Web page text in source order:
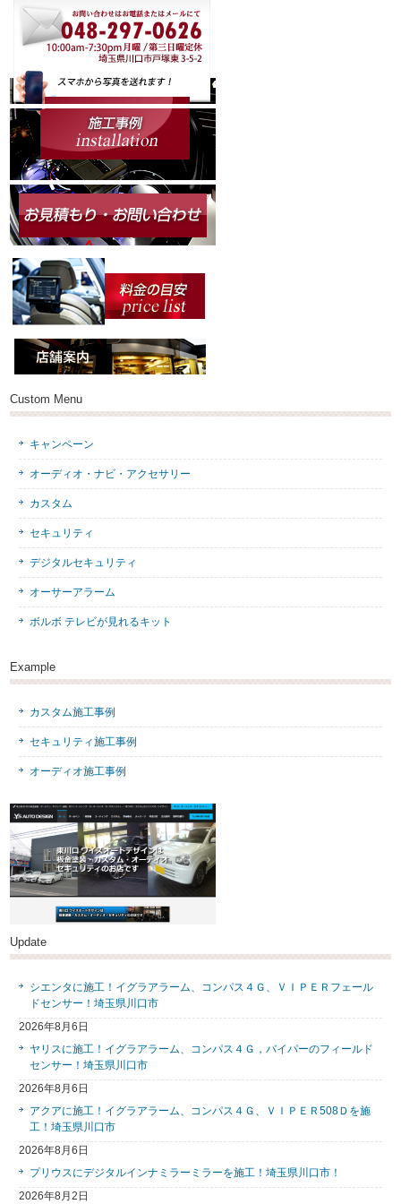
Custom Menu
キャンペーン
オーディオ・ナビ・アクセサリー
カスタム
セキュリティ
デジタルセキュリティ
オーサーアラーム
ボルボ テレビが見れるキット
Example
カスタム施工事例
セキュリティ施工事例
オーディオ施工事例
Update
シエンタに施工！イグラアラーム、コンパス４Ｇ、ＶＩＰＥＲフェール
ドセンサー！埼玉県川口市
2026年8月6日
ヤリスに施工！イグラアラーム、コンパス４Ｇ，バイパーのフィールド
センサー！埼玉県川口市
2026年8月6日
アクアに施工！イグラアラーム、コンパス４Ｇ、ＶＩＰＥＲ508Ｄを施
工！埼玉県川口市
2026年8月6日
プリウスにデジタルインナミラーミラーを施工！埼玉県川口市！
2026年8月2日